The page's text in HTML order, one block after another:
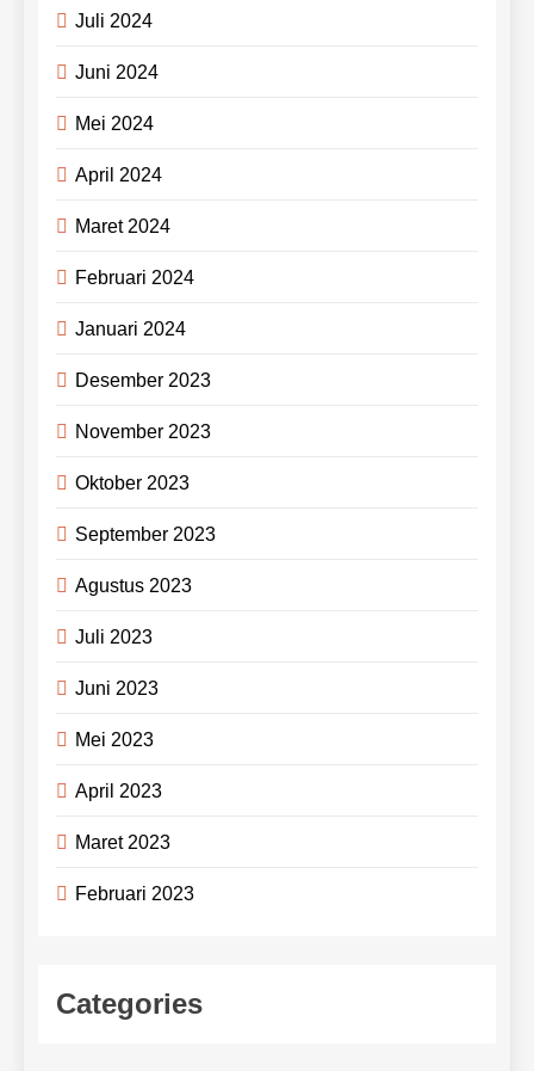
Juli 2024
Juni 2024
Mei 2024
April 2024
Maret 2024
Februari 2024
Januari 2024
Desember 2023
November 2023
Oktober 2023
September 2023
Agustus 2023
Juli 2023
Juni 2023
Mei 2023
April 2023
Maret 2023
Februari 2023
Categories